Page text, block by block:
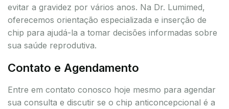
evitar a gravidez por vários anos. Na Dr. Lumimed,
oferecemos orientação especializada e inserção de
chip para ajudá-la a tomar decisões informadas sobre
sua saúde reprodutiva.
Contato e Agendamento
Entre em contato conosco hoje mesmo para agendar
sua consulta e discutir se o chip anticoncepcional é a